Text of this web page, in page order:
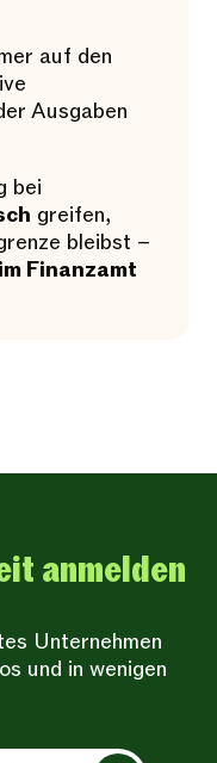
auf den
Ausgaben
bei
greifen,
bleibst –
Finanzamt
anmelden
Unternehmen
und in wenigen